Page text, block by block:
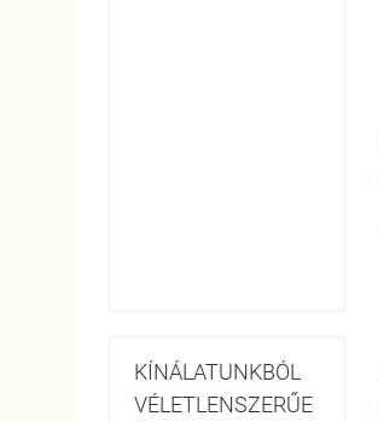
KÍNÁLATUNKBÓL
VÉLETLENSZERŰE